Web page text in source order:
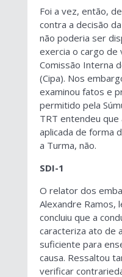
Foi a vez, então,
contra a decisão
não poderia ser
exercia o cargo de
Comissão Interna
(Cipa). Nos
examinou fatos e
permitido pela
TRT entendeu que
aplicada de forma
a Turma, não.
SDI-1
O relator dos
Alexandre Ramos,
concluiu que a
caracteriza ato de
suficiente para
causa. Ressaltou
verificar